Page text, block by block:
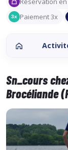
3x Paiement 3x
Sn_cours
Brocéliande